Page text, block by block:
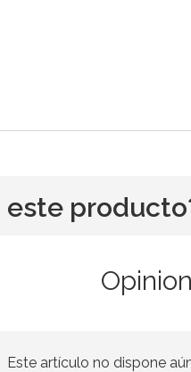
este
Este artículo no dispone